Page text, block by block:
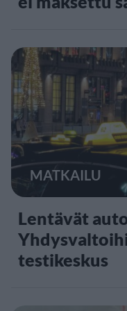
MATKAILU
Lentävät
testikeskus